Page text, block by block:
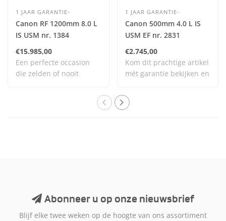
1 JAAR GARANTIE-
Canon RF 1200mm 8.0 L
IS USM nr. 1384
€15.985,00
Een perfecte occasion
die zelden of nooit
1 JAAR GARANTIE-
Canon 500mm 4.0 L IS
USM EF nr. 2831
€2.745,00
Kom dit prachtige artikel
mét garantie bekijken en
Abonneer u op onze nieuwsbrief
Blijf elke twee weken op de hoogte van ons assortiment